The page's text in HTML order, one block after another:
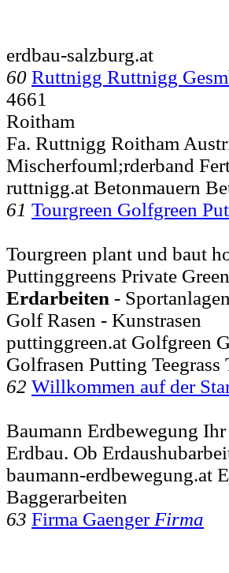
erdbau-salzburg.at
60 Ruttnigg Ruttnigg
4661
Roitham
Fa. Ruttnigg Roitham
Mischerfouml;rderband
ruttnigg.at Betonmauern
61 Tourgreen Golfgreen
Tourgreen plant und baut
Puttinggreens Private
Erdarbeiten -
Golf Rasen - Kunstrasen
puttinggreen.at Golfgreen
Golfrasen Putting Teegrass
62 Willkommen auf der
Baumann Erdbewegung
Erdbau. Ob
baumann-erdbewegung.at
Baggerarbeiten
63 Firma Gaenger Firma